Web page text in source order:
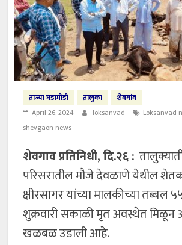
ताज्या घडामोडी तालुका
शेवगांव
April 26, 2024
loksanvad Loksanvad
shevgaon news
शेवगाव प्रतिनिधी, दि.२६ :
परिसरातील मौजे देवळाणे येथील
क्षीरसागर यांच्या मालकीच्या तब्बल
शुक्रवारी सकाळी मृत अवस्थेत मिळून
खळबळ उडाली आहे.